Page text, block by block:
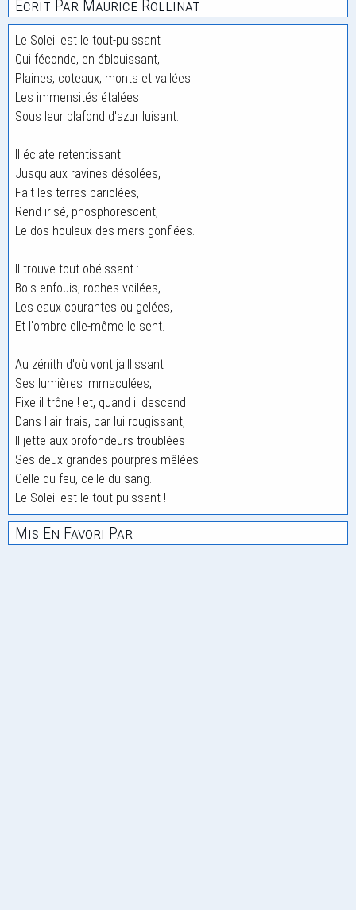
Écrit Par Maurice Rollinat
Le Soleil est le tout-puissant
Qui féconde, en éblouissant,
Plaines, coteaux, monts et vallées :
Les immensités étalées
Sous leur plafond d'azur luisant.
Il éclate retentissant
Jusqu'aux ravines désolées,
Fait les terres bariolées,
Rend irisé, phosphorescent,
Le dos houleux des mers gonflées.
Il trouve tout obéissant :
Bois enfouis, roches voilées,
Les eaux courantes ou gelées,
Et l'ombre elle-même le sent.
Au zénith d'où vont jaillissant
Ses lumières immaculées,
Fixe il trône ! et, quand il descend
Dans l'air frais, par lui rougissant,
Il jette aux profondeurs troublées
Ses deux grandes pourpres mêlées :
Celle du feu, celle du sang.
Le Soleil est le tout-puissant !
Mis En Favori Par